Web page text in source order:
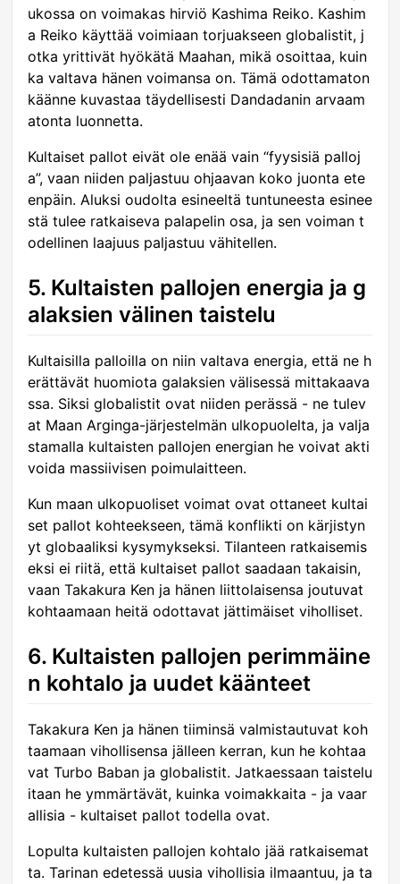
ukossa on voimakas hirviö Kashima Reiko. Kashim
a Reiko käyttää voimiaan torjuakseen globalistit, j
otka yrittivät hyökätä Maahan, mikä osoittaa, kuin
ka valtava hänen voimansa on. Tämä odottamaton
käänne kuvastaa täydellisesti Dandadanin arvaam
atonta luonnetta.
Kultaiset pallot eivät ole enää vain “fyysisiä palloj
a”, vaan niiden paljastuu ohjaavan koko juonta ete
enpäin. Aluksi oudolta esineeltä tuntuneesta esinee
stä tulee ratkaiseva palapelin osa, ja sen voiman t
odellinen laajuus paljastuu vähitellen.
5. Kultaisten pallojen energia ja g
alaksien välinen taistelu
Kultaisilla palloilla on niin valtava energia, että ne h
erättävät huomiota galaksien välisessä mittakaava
ssa. Siksi globalistit ovat niiden perässä - ne tulev
at Maan Arginga-järjestelmän ulkopuolelta, ja valja
stamalla kultaisten pallojen energian he voivat akti
voida massiivisen poimulaitteen.
Kun maan ulkopuoliset voimat ovat ottaneet kultai
set pallot kohteekseen, tämä konflikti on kärjistyn
yt globaaliksi kysymykseksi. Tilanteen ratkaisemis
eksi ei riitä, että kultaiset pallot saadaan takaisin,
vaan Takakura Ken ja hänen liittolaisensa joutuvat
kohtaamaan heitä odottavat jättimäiset viholliset.
6. Kultaisten pallojen perimmäine
n kohtalo ja uudet käänteet
Takakura Ken ja hänen tiiminsä valmistautuvat koh
taamaan vihollisensa jälleen kerran, kun he kohtaa
vat Turbo Baban ja globalistit. Jatkaessaan taistelu
itaan he ymmärtävät, kuinka voimakkaita - ja vaar
allisia - kultaiset pallot todella ovat.
Lopulta kultaisten pallojen kohtalo jää ratkaisemat
ta. Tarinan edetessä uusia vihollisia ilmaantuu, ja ta